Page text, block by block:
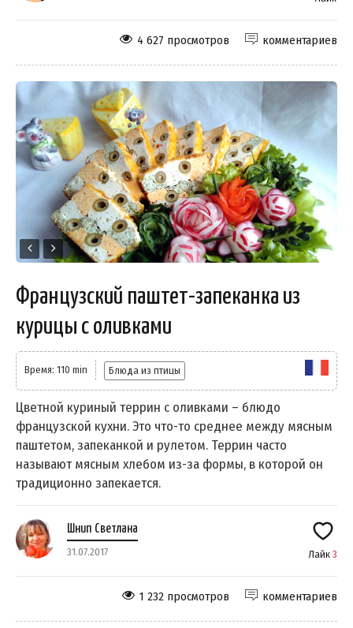
комментариев
4 627 просмотров
Французский паштет-запеканка из
курицы с оливками
Время: 110 min Блюда из птицы
Цветной куриный террин с оливками – блюдо
французской кухни. Это что-то среднее между мясным
паштетом, запеканкой и рулетом. Террин часто
называют мясным хлебом из-за формы, в которой он
традиционно запекается.
Шнип Светлана
31.07.2017 Лайк 3
комментариев
1 232 просмотров